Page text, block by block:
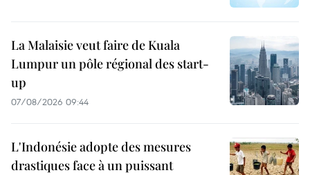
La Malaisie veut faire de Kuala
Lumpur un pôle régional des start-
up
07/08/2026 09:44
L'Indonésie adopte des mesures
drastiques face à un puissant